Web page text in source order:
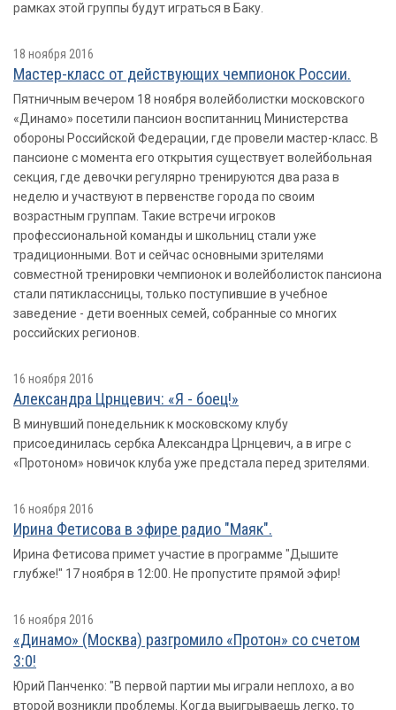
рамках этой группы будут играться в Баку.
18 ноября 2016
Мастер-класс от действующих чемпионок России.
Пятничным вечером 18 ноября волейболистки московского
«Динамо» посетили пансион воспитанниц Министерства
обороны Российской Федерации, где провели мастер-класс. В
пансионе с момента его открытия существует волейбольная
секция, где девочки регулярно тренируются два раза в
неделю и участвуют в первенстве города по своим
возрастным группам. Такие встречи игроков
профессиональной команды и школьниц стали уже
традиционными. Вот и сейчас основными зрителями
совместной тренировки чемпионок и волейболисток пансиона
стали пятиклассницы, только поступившие в учебное
заведение - дети военных семей, собранные со многих
российских регионов.
16 ноября 2016
Александра Црнцевич: «Я - боец!»
В минувший понедельник к московскому клубу
присоединилась сербка Александра Црнцевич, а в игре с
«Протоном» новичок клуба уже предстала перед зрителями.
16 ноября 2016
Ирина Фетисова в эфире радио "Маяк".
Ирина Фетисова примет участие в программе "Дышите
глубже!" 17 ноября в 12:00. Не пропустите прямой эфир!
16 ноября 2016
«Динамо» (Москва) разгромило «Протон» со счетом
3:0!
Юрий Панченко: "В первой партии мы играли неплохо, а во
второй возникли проблемы. Когда выигрываешь легко, то